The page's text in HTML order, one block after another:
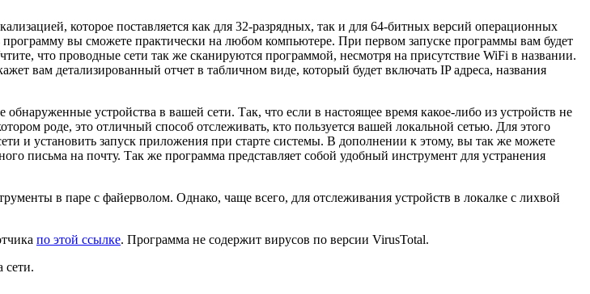
которое поставляется как для 32-разрядных, так и для 64-битных версий операционных
вы сможете практически на любом компьютере. При первом запуске программы вам будет
что проводные сети так же сканируются программой, несмотря на присутствие WiFi в названии.
вам детализированный отчет в табличном виде, который будет включать IP адреса, названия
устройства в вашей сети. Так, что если в настоящее время какое-либо из устройств не
роде, это отличный способ отслеживать, кто пользуется вашей локальной сетью. Для этого
и установить запуск приложения при старте системы. В дополнении к этому, вы так же можете
письма на почту. Так же программа представляет собой удобный инструмент для устранения
в паре с файерволом. Однако, чаще всего, для отслеживания устройств в локалке с лихвой
по этой ссылке. Программа не содержит вирусов по версии VirusTotal.
сети.